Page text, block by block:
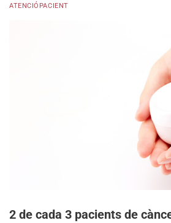
ATENCIÓPACIENT
2 de cada 3 pacients de